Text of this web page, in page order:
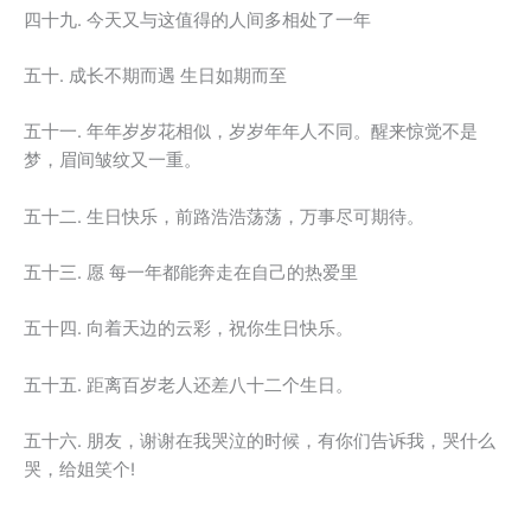
四十九. 今天又与这值得的人间多相处了一年
五十. 成长不期而遇 生日如期而至
五十一. 年年岁岁花相似，岁岁年年人不同。醒来惊觉不是
梦，眉间皱纹又一重。
五十二. 生日快乐，前路浩浩荡荡，万事尽可期待。
五十三. 愿 每一年都能奔走在自己的热爱里
五十四. 向着天边的云彩，祝你生日快乐。
五十五. 距离百岁老人还差八十二个生日。
五十六. 朋友，谢谢在我哭泣的时候，有你们告诉我，哭什么
哭，给姐笑个!